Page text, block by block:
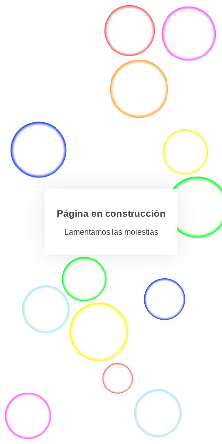
Página en construcción
Lamentamos las molestias